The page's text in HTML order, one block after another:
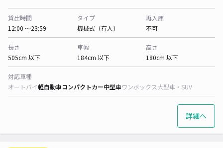
貸出時間
12:00 〜23:59
タイプ
機械式（有人）
再入庫
不可
長さ
505cm 以下
車幅
184cm 以下
高さ
180cm 以下
対応車種
オートバイ軽自動車コンパクトカー中型車ワンボックス大型車・SUV
詳細へ